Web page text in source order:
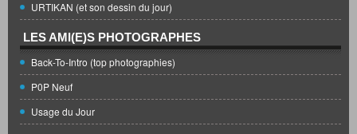
URTIKAN (et son dessin du jour)
LES AMI(E)S PHOTOGRAPHES
Back-To-Intro (top photographies)
P0P Neuf
Usage du Jour